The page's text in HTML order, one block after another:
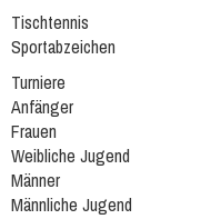
Tischtennis
Sportabzeichen
Turniere
Anfänger
Frauen
Weibliche Jugend
Männer
Männliche Jugend